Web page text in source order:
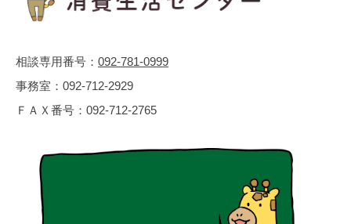
相談専用番号： 092-781-0999
事務室： 092-712-2929
ＦＡＸ番号： 092-712-2765